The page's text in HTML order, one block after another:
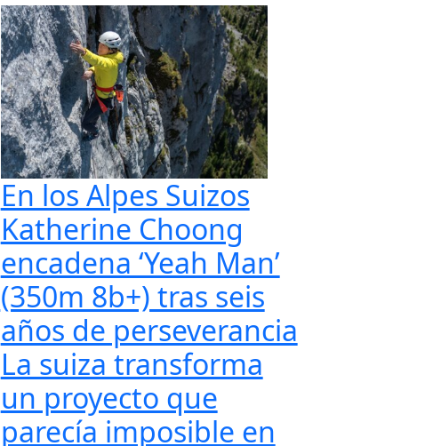
En los Alpes Suizos
Katherine Choong
encadena ‘Yeah Man’
(350m 8b+) tras seis
años de perseverancia
La suiza transforma
un proyecto que
parecía imposible en